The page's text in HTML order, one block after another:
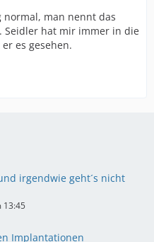
man nennt das
Seidler hat mir immer in die
es gesehen.
irgendwie geht´s nicht
13:45
Implantationen